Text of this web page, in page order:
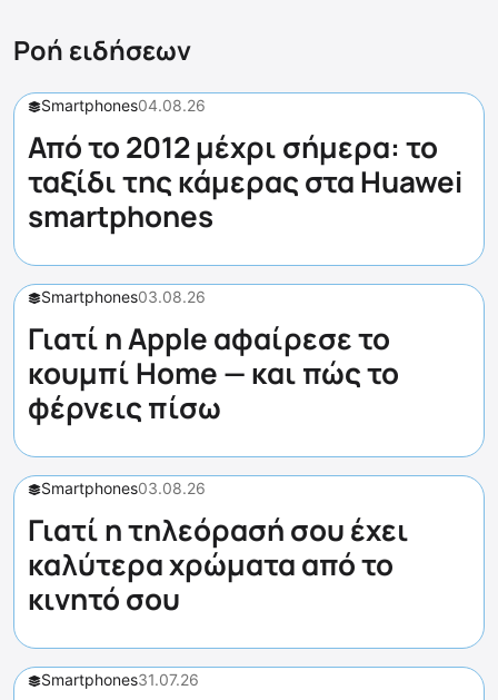
Ροή ειδήσεων
Smartphones04.08.26
Από το 2012 μέχρι σήμερα: το
ταξίδι της κάμερας στα Huawei
smartphones
Smartphones03.08.26
Γιατί η Apple αφαίρεσε το
κουμπί Home — και πώς το
φέρνεις πίσω
Smartphones03.08.26
Γιατί η τηλεόρασή σου έχει
καλύτερα χρώματα από το
κινητό σου
Smartphones31.07.26